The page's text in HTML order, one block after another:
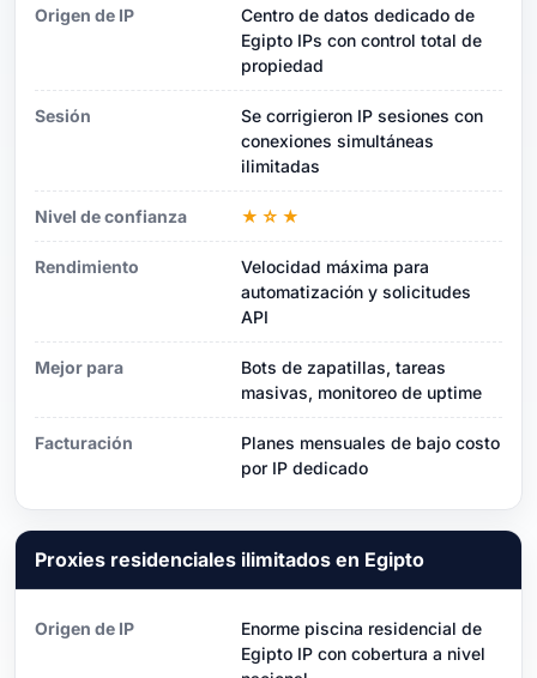
Origen de IP
Centro de datos dedicado de
Egipto IPs con control total de
propiedad
Sesión
Se corrigieron IP sesiones con
conexiones simultáneas
ilimitadas
Nivel de confianza ★☆★
Rendimiento
Velocidad máxima para
automatización y solicitudes
API
Mejor para
Bots de zapatillas, tareas
masivas, monitoreo de uptime
Facturación
Planes mensuales de bajo costo
por IP dedicado
Proxies residenciales ilimitados en Egipto
Origen de IP
Enorme piscina residencial de
Egipto IP con cobertura a nivel